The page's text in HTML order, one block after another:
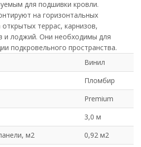
для подшивки кровли.
на горизонтальных
террас, карнизов,
и лоджий. Они необходимы для
подкровельного пространства.
Винил
Пломбир
Premium
3,0 м
м2
0,92 м2